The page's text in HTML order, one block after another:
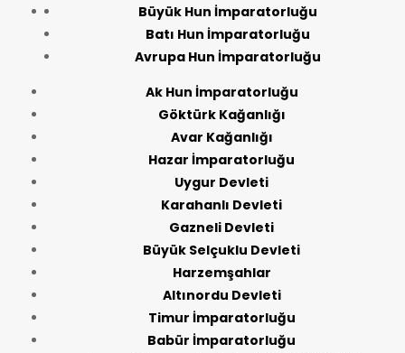
Büyük Hun İmparatorluğu
Batı Hun İmparatorluğu
Avrupa Hun İmparatorluğu
Ak Hun İmparatorluğu
Göktürk Kağanlığı
Avar Kağanlığı
Hazar İmparatorluğu
Uygur Devleti
Karahanlı Devleti
Gazneli Devleti
Büyük Selçuklu Devleti
Harzemşahlar
Altınordu Devleti
Timur İmparatorluğu
Babür İmparatorluğu